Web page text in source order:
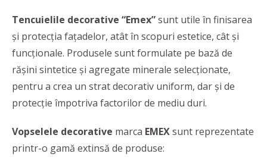
Tencuielile decorative “Emex”sunt utile în finisarea
și protecția fațadelor, atât în scopuri estetice, cât și
funcționale. Produsele sunt formulate pe bază de
rășini sintetice și agregate minerale selecționate,
pentru a crea un strat decorativ uniform, dar și de
protecție împotriva factorilor de mediu duri.
Vopselele decorative marca EMEXsunt reprezentate
printr-o gamă extinsă de produse: